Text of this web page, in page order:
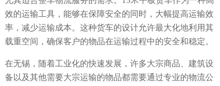
效的运输工具，能够在保障安全的同时，大幅提高运输效
率，减少运输成本。这种货车的设计允许最大化地利用其
载重空间，确保客户的物品在运输过程中的安全和稳定。
在无锡，随着工业化的快速发展，许多大宗商品、建筑设
备以及其他需要大宗运输的物品都需要通过专业的物流公